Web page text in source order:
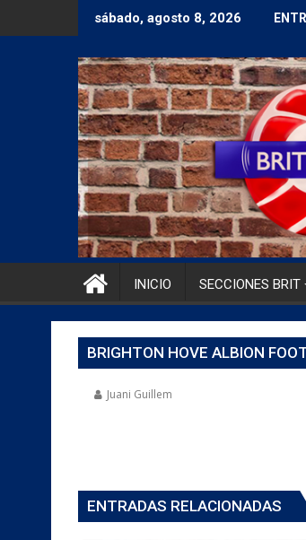
sábado, agosto 8, 2026
INICIO SECCIONES BRIT
BRIGHTON HOVE ALBION
Juani Guillem
ENTRADAS RELACIONADAS